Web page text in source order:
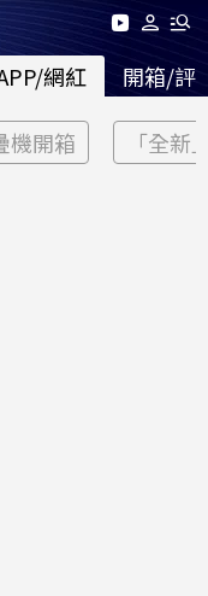
網紅 開箱/評
機開箱 「全新